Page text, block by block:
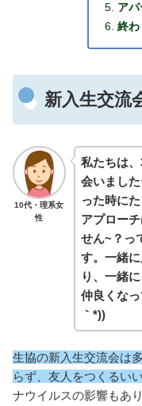
ア
終わ
新入生交流
10代・理系女
性
私たちは
会いまし
った時に
アプロー
せん~？っ
す。一緒
り、一緒
仲良くな
｀*))
生協の新入生交流会は
らず、友人をつくるい
ナウイルスの影響もあ